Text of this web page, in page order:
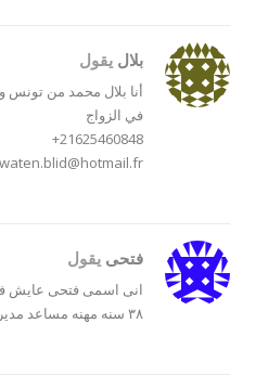
بلال يقول
في الزواج
21625460848+
فتحى يقول
انى اسمى فتحى عايش
٣٨ سنه مهنه مساعد مدير معمل ماء